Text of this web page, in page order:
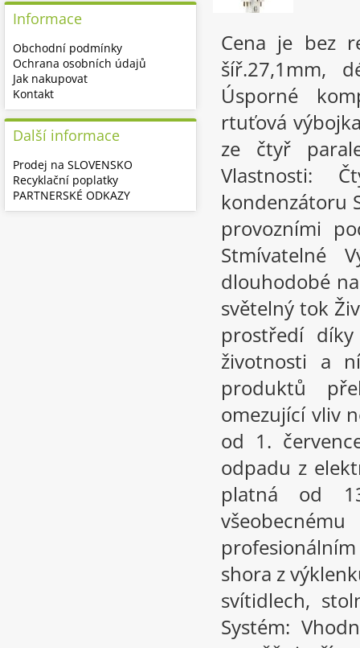
Cena je bez
šíř.27,1mm,
Úsporné
rtuťová
ze čtyř
Vlastnosti:
kondenzátoru
provozními
Stmívatelné
dlouhodobé
světelný tok
prostředí
životnosti a
produktů
omezující vliv
od 1.
odpadu z
platná od
shora z
svítidlech,
Systém:
Informace
Obchodní podmínky
Ochrana osobních údajů
Jak nakupovat
Kontakt
Další informace
Prodej na SLOVENSKO
Recyklační poplatky
PARTNERSKÉ ODKAZY